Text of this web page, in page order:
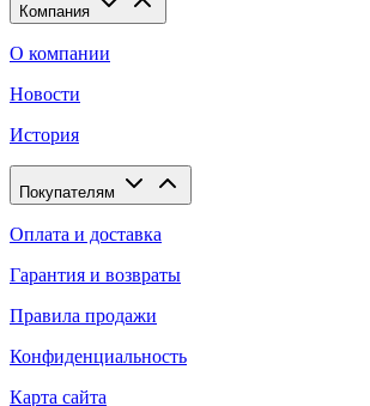
Компания
О компании
Новости
История
Покупателям
Оплата и доставка
Гарантия и возвраты
Правила продажи
Конфиденциальность
Карта сайта